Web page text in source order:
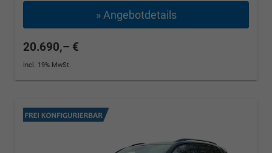
» Angebotdetails
20.690,– €
incl. 19% MwSt.